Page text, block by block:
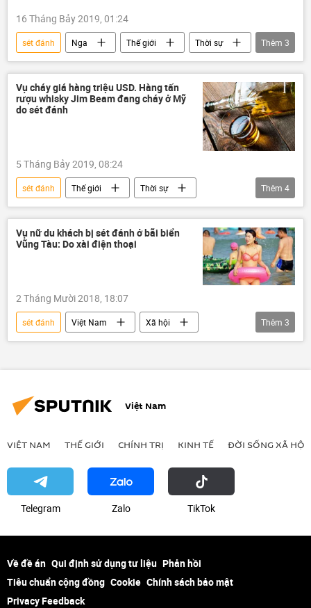
16 Tháng Bảy 2019, 01:24
sét đánh Nga Thế giới
Thời sự
Xã hội
Liên bang Nga tử vong
Thêm 3
Vụ cháy giá hàng triệu USD. Hàng tấn
rượu whisky Jim Beam đang cháy ở Mỹ
do sét đánh
5 Tháng Bảy 2019, 08:24
sét đánh Thế giới
Thời sự
Xã hội
Hoa Kỳ
rượu
vụ cháy
Thêm 4
Vụ nữ du khách bị sét đánh ở bãi biển
Vũng Tàu: Do xài điện thoại
2 Tháng Mười 2018, 18:07
sét đánh Việt Nam
Xã hội
Vũng Tàu
điện thoại tử vong
Thêm 3
Việt Nam
VIỆT NAM THẾ GIỚI CHÍNH TRỊ KINH TẾ ĐỜI SỐNG XÃ HỘI
Telegram Zalo ТikТоk
Về đề án Qui định sử dụng tư liệu Phản hồi
Tiêu chuẩn cộng đồng Cookie Chính sách bảo mật
Privacy Feedback